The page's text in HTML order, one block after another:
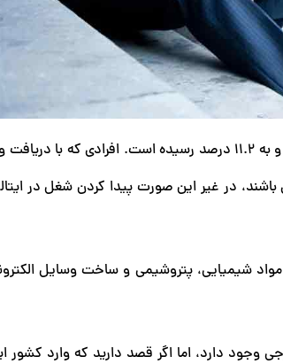
همان‌طور که اشاره کردیم، نرخ بیکاری در کشور ایتالیا از سال ۲۰۱۸ کمی بالا رفته است و به ۱۱.۲ درصد رسیده است. افرادی که
در غیر این صورت پیدا کردن شغل در
شیمیایی، پتروشیمی و ساخت وسایل
دارد، اما اگر قصد دارید که وارد کشور